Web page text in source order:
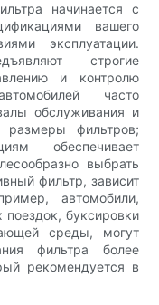
начинается с
вашего
эксплуатации.
строгие
и контролю
часто
обслуживания и
размеры фильтров;
обеспечивает
выбрать
фильтр, зависит
автомобили,
буксировки
среды, могут
фильтра более
рекомендуется в